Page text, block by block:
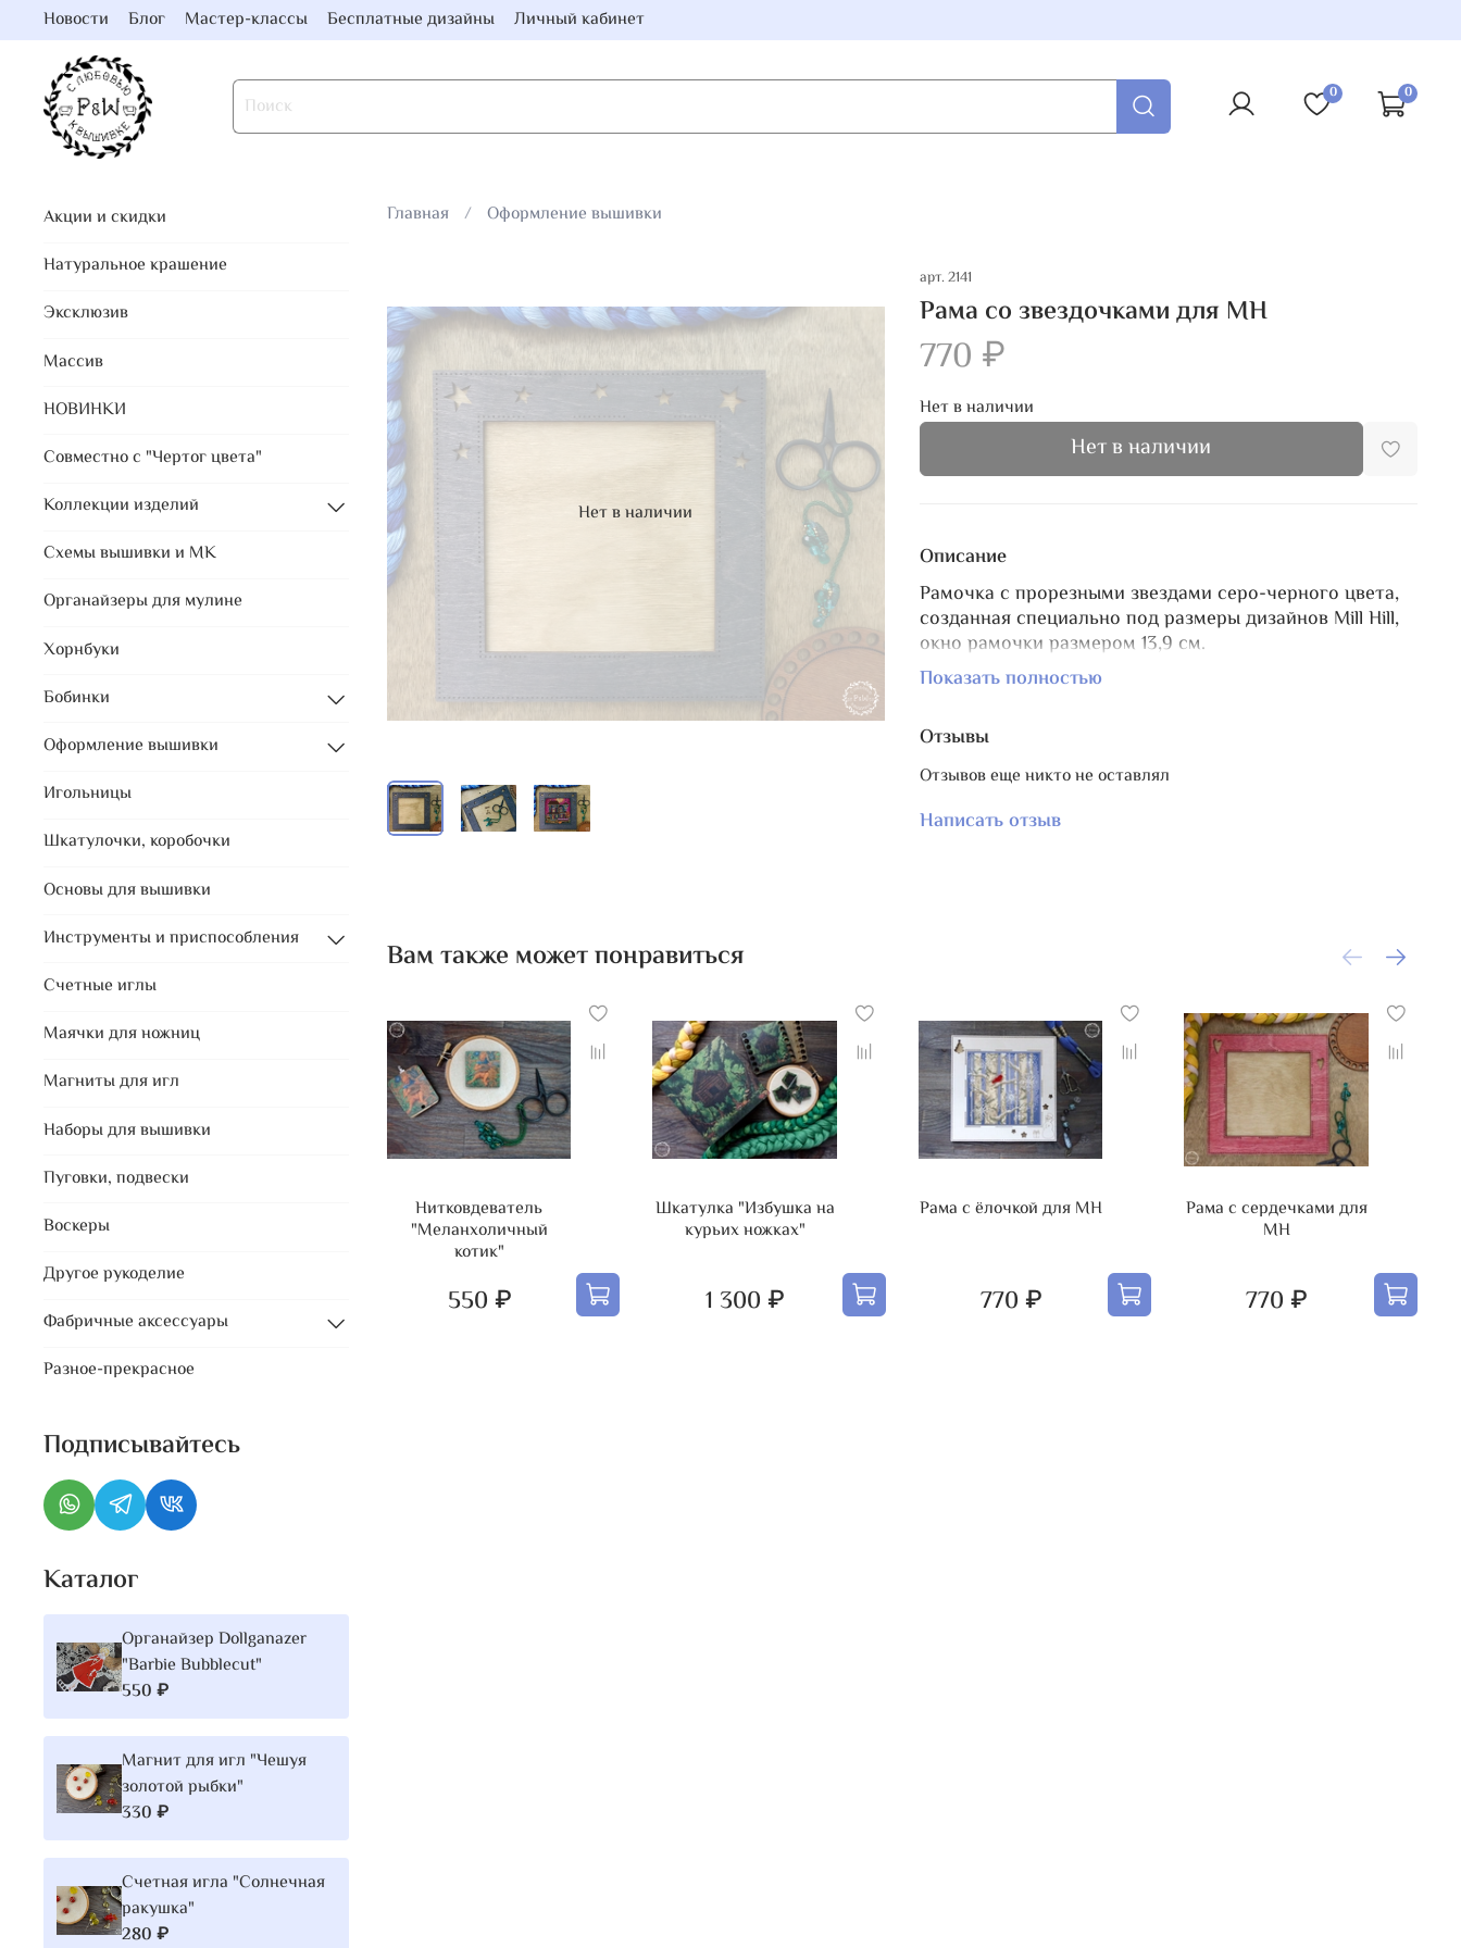
Новости Блог Мастер-классы Бесплатные дизайны Личный кабинет
0 0
Главная Оформление вышивки
Нет в наличии
арт.2141
Рама со звездочками для MH
770 ₽
Нет в наличии
Нет в наличии
Описание
Рамочка с прорезными звездами серо-черного цвета,
созданная специально под размеры дизайнов Mill Hill,
окно рамочки размером 13,9 см.
Общий размер рамы 20х20 см.
Контрастный задник светлого оттенка создает
Универсальная, подходит к дизайнам разной тематики.
Фото с вышивкой - коллаж.
Показать полностью
Отзывы
Отзывов еще никто не оставлял
Написать отзыв
Вам также может понравиться
Нитковдеватель
"Меланхоличный
котик"
550 ₽
Шкатулка "Избушка на
курьих ножках"
1 300 ₽
Рама с ёлочкой для MH
770 ₽
Рама с сердечками для
MH
770 ₽
Акции и скидки
Натуральное крашение
Эксклюзив
Массив
НОВИНКИ
Совместно с "Чертог цвета"
Коллекции изделий
Схемы вышивки и МК
Органайзеры для мулине
Хорнбуки
Бобинки
Оформление вышивки
Игольницы
Шкатулочки, коробочки
Основы для вышивки
Инструменты и приспособления
Счетные иглы
Маячки для ножниц
Магниты для игл
Наборы для вышивки
Пуговки, подвески
Воскеры
Другое рукоделие
Фабричные аксессуары
Разное-прекрасное
Подписывайтесь
Каталог
Органайзер Dollganazer
"Barbie Bubblecut"
550 ₽
Магнит для игл "Чешуя
золотой рыбки"
330 ₽
Счетная игла "Солнечная
ракушка"
280 ₽